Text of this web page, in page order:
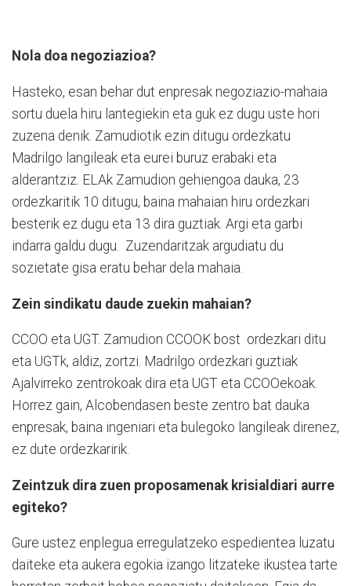
Nola doa negoziazioa?
Hasteko, esan behar dut enpresak negoziazio-mahaia
sortu duela hiru lantegiekin eta guk ez dugu uste hori
zuzena denik. Zamudiotik ezin ditugu ordezkatu
Madrilgo langileak eta eurei buruz erabaki eta
alderantziz. ELAk Zamudion gehiengoa dauka, 23
ordezkaritik 10 ditugu, baina mahaian hiru ordezkari
besterik ez dugu eta 13 dira guztiak. Argi eta garbi
indarra galdu dugu. Zuzendaritzak argudiatu du
sozietate gisa eratu behar dela mahaia.
Zein sindikatu daude zuekin ma­haian?
CCOO eta UGT. Zamudion CCOOK bost ordezkari ditu
eta UGTk, aldiz, zortzi. Madrilgo ordezkari guztiak
Ajalvirreko zentrokoak dira eta UGT eta CCOOekoak.
Horrez gain, Alcobendasen beste zentro bat dauka
enpresak, baina ingeniari eta bulegoko langileak direnez,
ez dute ordezkaririk.
Zeintzuk dira zuen proposamenak krisialdiari aurre
egiteko?
Gure ustez enplegua erregulatzeko espedientea luzatu
daiteke eta aukera egokia izango litzateke ikustea tarte